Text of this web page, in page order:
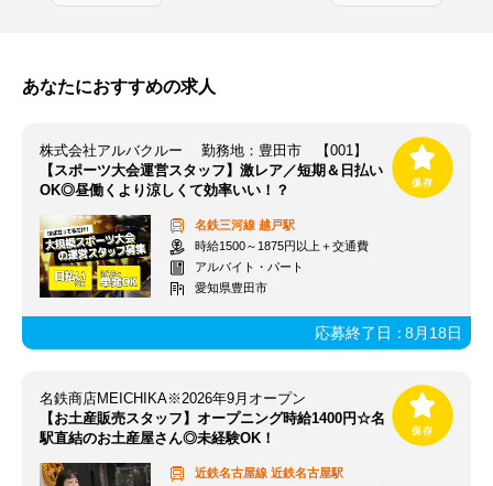
あなたにおすすめの求人
株式会社アルバクルー 勤務地：豊田市 【001】
【スポーツ大会運営スタッフ】激レア／短期＆日払い
OK◎昼働くより涼しくて効率いい！？
名鉄三河線 越戸駅
時給1500～1875円以上＋交通費
アルバイト・パート
愛知県豊田市
応募終了日：8月18日
名鉄商店MEICHIKA※2026年9月オープン
【お土産販売スタッフ】オープニング時給1400円☆名
駅直結のお土産屋さん◎未経験OK！
近鉄名古屋線 近鉄名古屋駅